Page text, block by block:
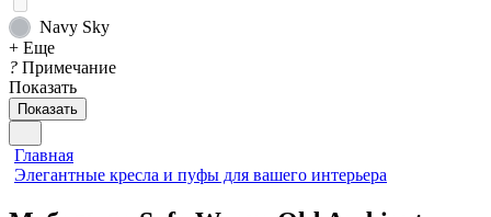
Navy Sky
+ Еще
? Примечание
Показать
Показать
Главная
Элегантные кресла и пуфы для вашего интерьера